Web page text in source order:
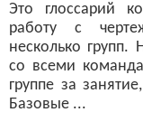
Это глоссарий
работу с
несколько
со всеми
группе за
Базовые ...